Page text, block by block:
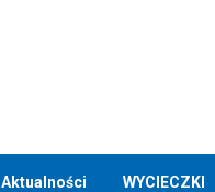
Aktualności WYCIECZKI